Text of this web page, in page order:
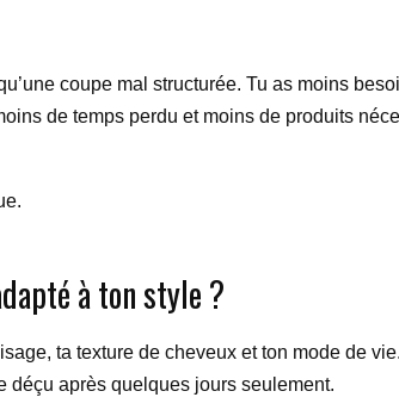
coupe mal structurée. Tu as moins
de temps perdu et moins de produits
à ton style ?
ta texture de cheveux et ton mode de
déçu après quelques jours seulement.